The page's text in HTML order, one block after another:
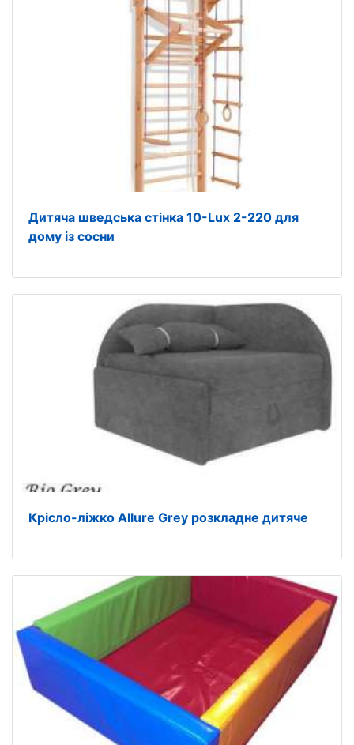
Дитяча шведська стінка 10-Lux 2-220 для
дому із сосни
Крісло-ліжко Allure Grey розкладне дитяче